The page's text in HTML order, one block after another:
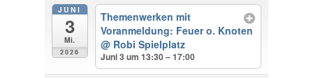
JUNI
3
Mi.
2026
Themenwerken mit
Voranmeldung: Feuer o. Knoten
@ Robi Spielplatz
Juni 3 um 13:30 – 17:00